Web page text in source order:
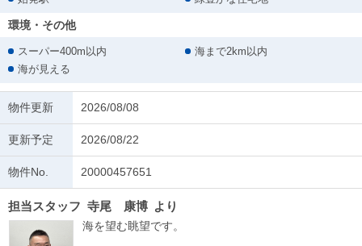
環境・その他
スーパー400m以内
海まで2km以内
海が見える
物件更新 2026/08/08
更新予定 2026/08/22
物件No. 20000457651
担当スタッフ 寺尾 康博 より
海を望む眺望です。